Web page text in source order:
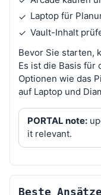
✓ Laptop für
✓ Vault-Inhalt
Bevor Sie starten,
Es ist die Basis für
Optionen wie das
auf Laptop und
PORTAL note:
it relevant.
Beste